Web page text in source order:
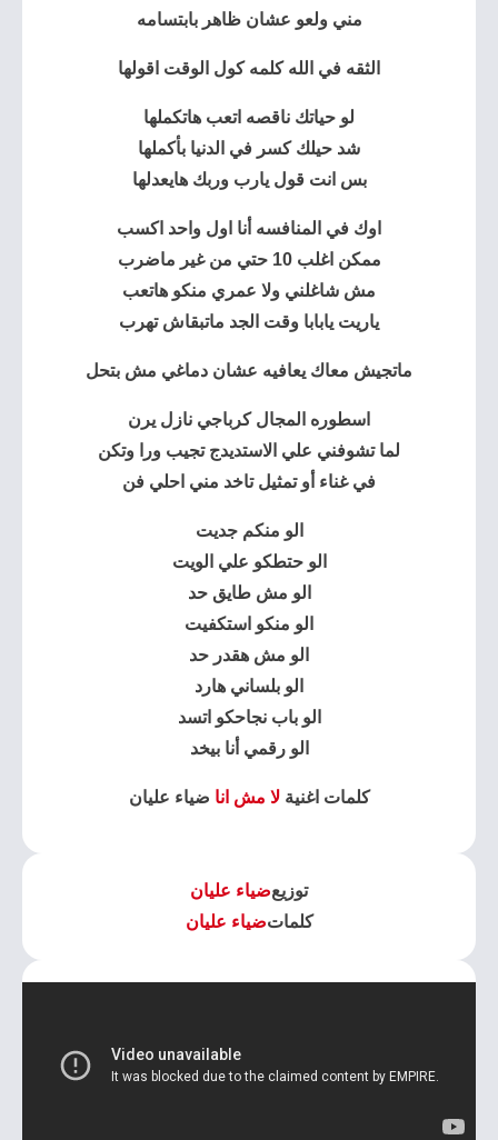
مني ولعو عشان ظاهر بابتسامه
الثقه في الله كلمه كول الوقت اقولها
لو حياتك ناقصه اتعب هاتكملها
شد حيلك كسر في الدنيا بأكملها
بس انت قول يارب وربك هايعدلها
اوك في المنافسه أنا اول واحد اكسب
ممكن اغلب 10 حتي من غير ماضرب
مش شاغلني ولا عمري منكو هاتعب
ياريت يابابا وقت الجد ماتبقاش تهرب
ماتجيش معاك يعافيه عشان دماغي مش بتحل
اسطوره المجال كرباجي نازل يرن
لما تشوفني علي الاستديدج تجيب ورا وتكن
في غناء أو تمثيل تاخد مني احلي فن
الو منكم جديت
الو حتطكو علي الويت
الو مش طايق حد
الو منكو استكفيت
الو مش هقدر حد
الو بلساني هارد
الو باب نجاحكو اتسد
الو رقمي أنا بيخد
كلمات اغنيةلا مش انا ضياء عليان
توزيعضياء عليان
كلماتضياء عليان